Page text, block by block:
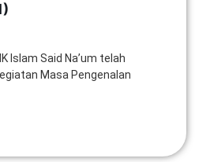
Islam Said Na’um telah
Masa Pengenalan